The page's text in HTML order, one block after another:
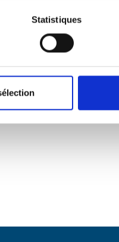
Statistiques